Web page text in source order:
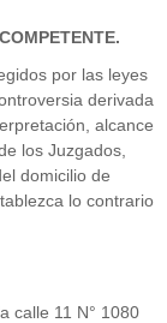
por las leyes
derivada
alcance
los Juzgados,
domicilio de
lo contrario
calle 11 N° 1080